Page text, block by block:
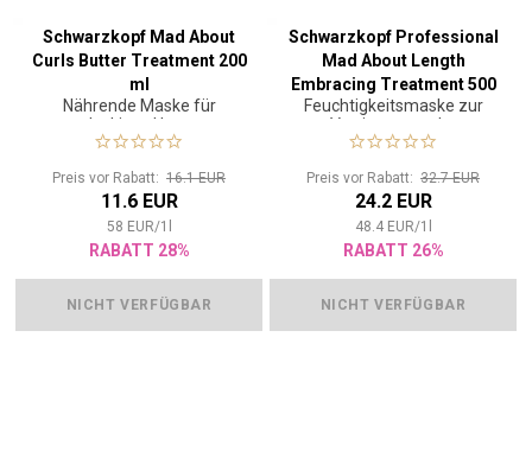
Schwarzkopf Mad About
Curls Butter Treatment 200
ml
Nährende Maske für
lockiges Haar
Preis vor Rabatt: 16.1 EUR
11.6 EUR
58 EUR/1
RABATT 28%
NICHT VERFÜGBAR
Schwarzkopf Professional
Mad About Length
Embracing Treatment 500
ml
Feuchtigkeitsmaske zur
Verringerung der
Haarbruchanfälligkeit
Preis vor Rabatt: 32.7 EUR
24.2 EUR
48.4 EUR/1
RABATT 26%
NICHT VERFÜGBAR